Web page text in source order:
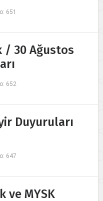
651
/ 30 Ağustos
652
Duyuruları
647
ve MYSK